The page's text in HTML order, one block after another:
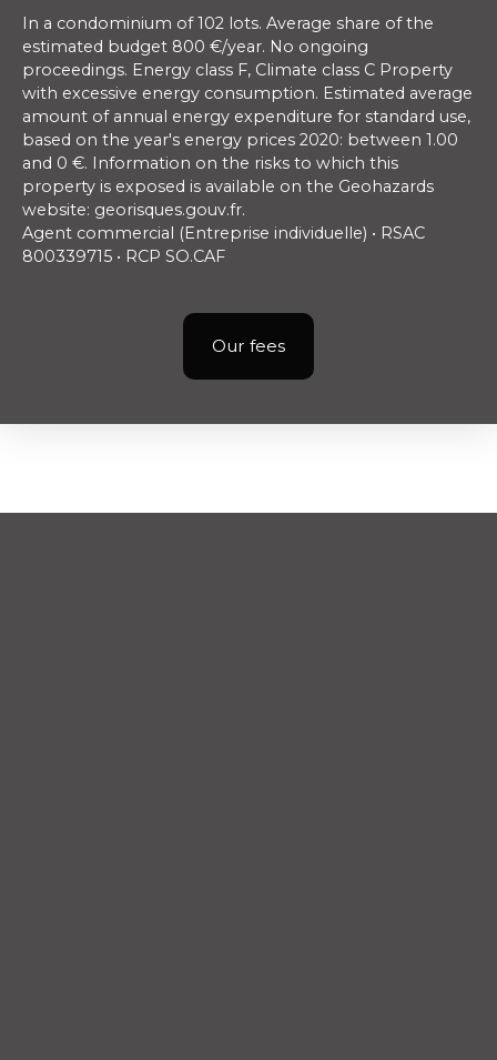
In a condominium of 102 lots. Average share of the
estimated budget 800 €/year. No ongoing
proceedings. Energy class F, Climate class C Property
with excessive energy consumption. Estimated average
amount of annual energy expenditure for standard use,
based on the year's energy prices 2020: between 1.00
and 0 €. Information on the risks to which this
property is exposed is available on the Geohazards
website: georisques.gouv.fr.
Agent commercial (Entreprise individuelle) • RSAC
800339715 • RCP SO.CAF
Our fees